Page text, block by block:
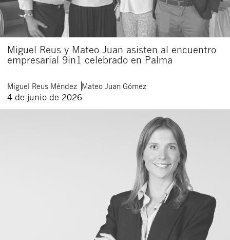
Miguel Reus y Mateo Juan asisten al encuentro
empresarial 9in1 celebrado en Palma
Miguel Reus Méndez Mateo Juan Gómez
4 de junio de 2026